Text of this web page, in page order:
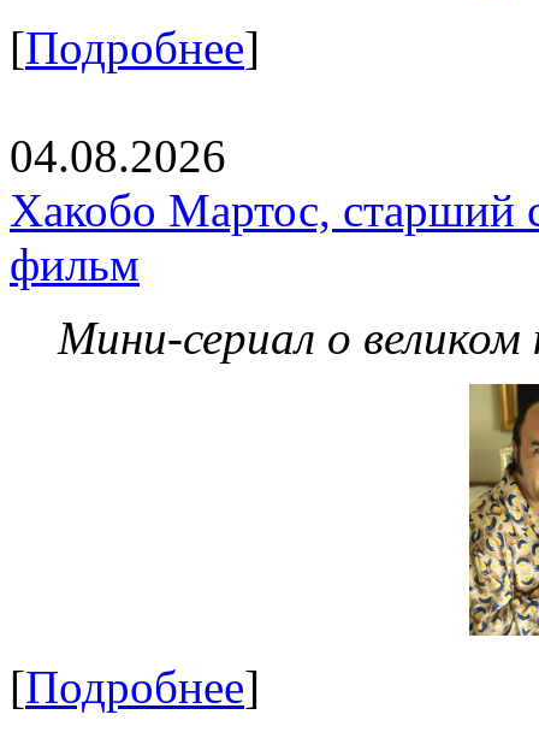
[Подробнее]
04.08.2026
Хакобо Мартос, старший
фильм
Мини-сериал о великом
[Подробнее]